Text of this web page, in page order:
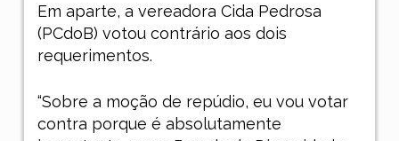
Em aparte, a vereadora Cida Pedrosa
(PCdoB) votou contrário aos dois
requerimentos.
“Sobre a moção de repúdio, eu vou votar
contra porque é absolutamente